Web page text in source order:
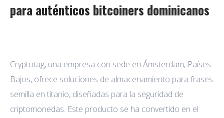
para auténticos bitcoiners dominicanos
Cryptotag, una empresa con sede en Ámsterdam, Países
Bajos, ofrece soluciones de almacenamiento para frases
semilla en titanio, diseñadas para la seguridad de
criptomonedas. Este producto se ha convertido en el